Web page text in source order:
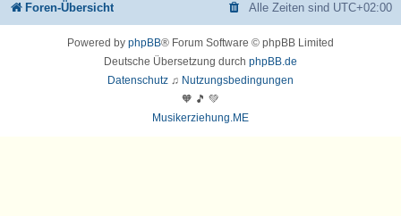
Foren-Übersicht Alle Zeiten sind UTC+02:00
Powered by phpBB® Forum Software © phpBB Limited
Deutsche Übersetzung durch phpBB.de
Datenschutz ♫ Nutzungsbedingungen
🧡 🎵 💚
Musikerziehung.ME